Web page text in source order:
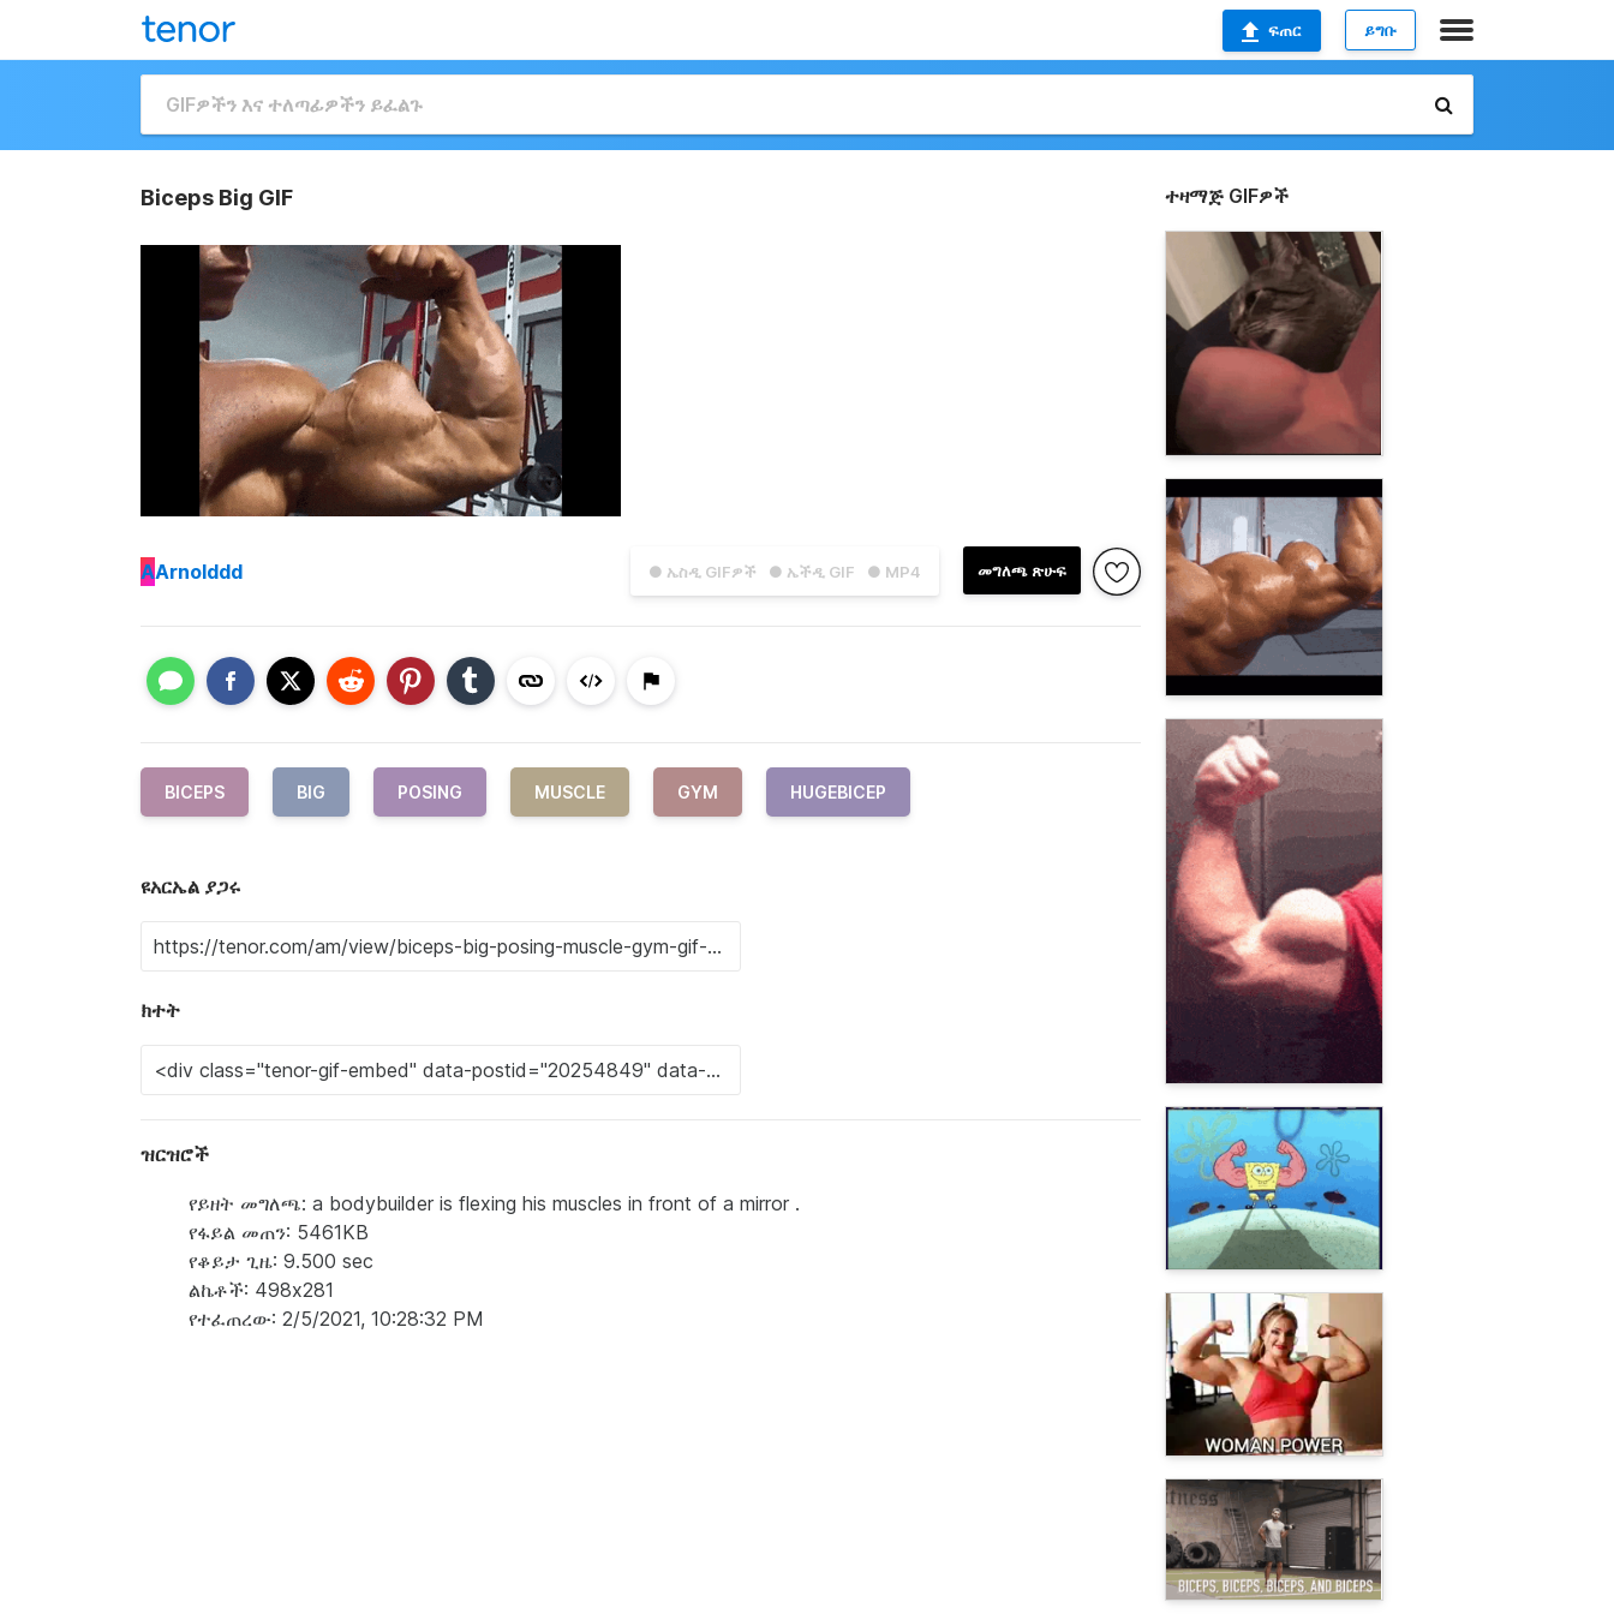
ፍጠር ይግቡ
Biceps Big GIF
● ኤስዲ GIFዎች ● ኤችዲ GIF ● MP4 መግለጫ ጽሁፍ
AArnolddd
BICEPS BIG POSING MUSCLE GYM HUGEBICEP
ዩአርኤል ያጋሩ
ክተት
ዝርዝሮች
የይዘት መግለጫ: a bodybuilder is flexing his muscles in front of a mirror .
የፋይል መጠን: 5461KB
የቆይታ ጊዜ: 9.500 sec
ልኬቶች: 498x281
የተፈጠረው: 2/5/2021, 10:28:32 PM
ተዛማጅ GIFዎች